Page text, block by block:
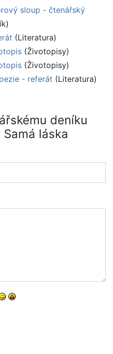
sloup - čtenářský
(Literatura)
(Životopisy)
(Životopisy)
- referát (Literatura)
deníku
láska